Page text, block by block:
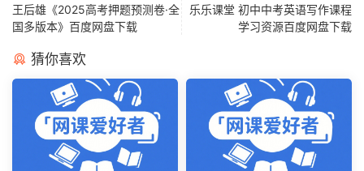
王后雄《2025高考押题预测卷·全
国多版本》百度网盘下载
乐乐课堂 初中中考英语写作课程
学习资源百度网盘下载
猜你喜欢